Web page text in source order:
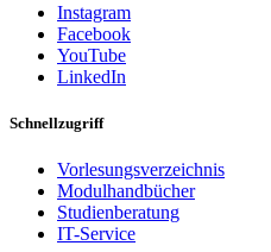
Instagram
Facebook
YouTube
LinkedIn
Schnellzugriff
Vorlesungsverzeichnis
Modulhandbücher
Studienberatung
IT-Service